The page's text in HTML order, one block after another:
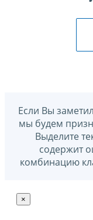
Если Вы
мы будем
Выделите
содержит
комбинацию
×